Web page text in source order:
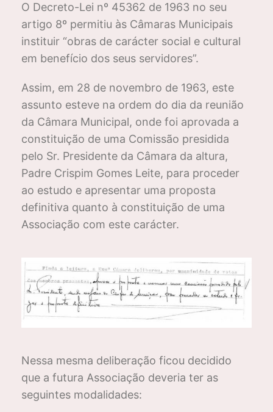
O Decreto-Lei nº 45362 de 1963 no seu
artigo 8º permitiu às Câmaras Municipais
instituir “obras de carácter social e cultural
em benefício dos seus servidores”.
Assim, em 28 de novembro de 1963, este
assunto esteve na ordem do dia da reunião
da Câmara Municipal, onde foi aprovada a
constituição de uma Comissão presidida
pelo Sr. Presidente da Câmara da altura,
Padre Crispim Gomes Leite, para proceder
ao estudo e apresentar uma proposta
definitiva quanto à constituição de uma
Associação com este carácter.
Nessa mesma deliberação ficou decidido
que a futura Associação deveria ter as
seguintes modalidades: